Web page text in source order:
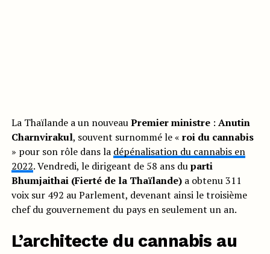
La Thaïlande a un nouveauPremier ministre: Anutin
Charnvirakul, souvent surnommé le « roi du cannabis
» pour son rôle dans la dépénalisation du cannabis en
2022. Vendredi, le dirigeant de 58 ans duparti
Bhumjaithai (Fierté de la Thaïlande)a obtenu 311
voix sur 492 au Parlement, devenant ainsi le troisième
chef du gouvernement du pays en seulement un an.
L’architecte du cannabis au